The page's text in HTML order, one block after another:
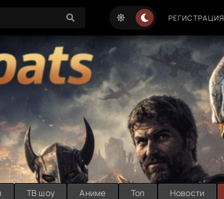
РЕГИСТРАЦИЯ
ТВ шоу Аниме Топ Новости